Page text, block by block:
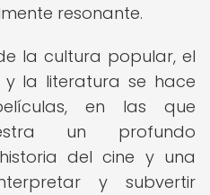
resonante.
la cultura popular, el
la literatura se hace
en las que
un profundo
del cine y una
y subvertir